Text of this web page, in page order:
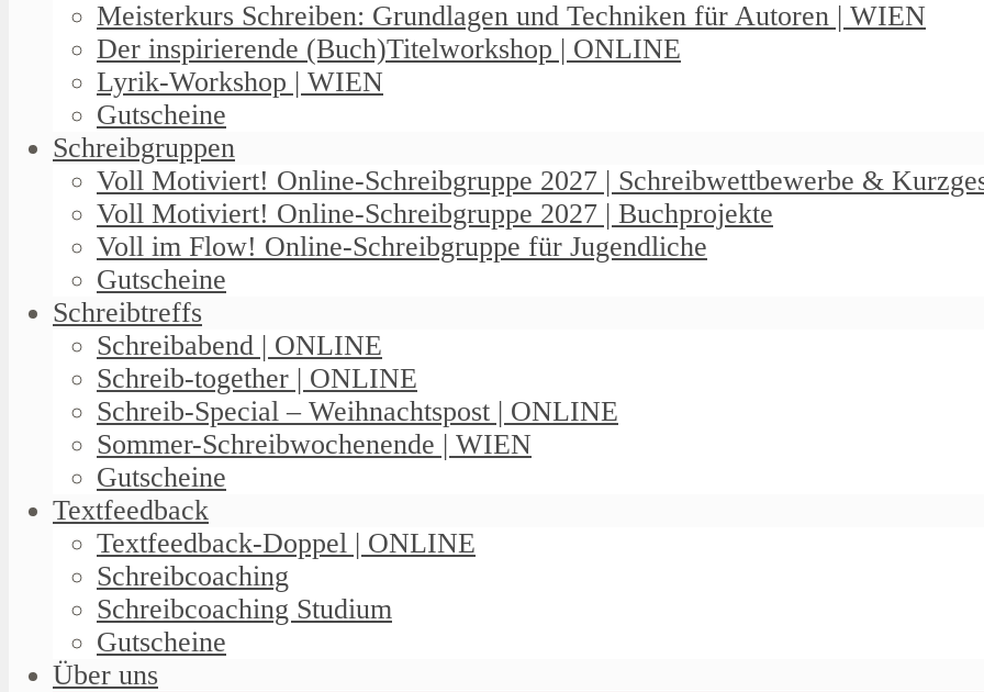
Meisterkurs Schreiben: Grundlagen und Techniken für Autoren | WIEN
Der inspirierende (Buch)Titelworkshop | ONLINE
Lyrik-Workshop | WIEN
Gutscheine
Schreibgruppen
Voll Motiviert! Online-Schreibgruppe 2027 | Schreibwettbewerbe &
Voll Motiviert! Online-Schreibgruppe 2027 | Buchprojekte
Voll im Flow! Online-Schreibgruppe für Jugendliche
Gutscheine
Schreibtreffs
Schreibabend | ONLINE
Schreib-together | ONLINE
Schreib-Special – Weihnachtspost | ONLINE
Sommer-Schreibwochenende | WIEN
Gutscheine
Textfeedback
Textfeedback-Doppel | ONLINE
Schreibcoaching
Schreibcoaching Studium
Gutscheine
Über uns